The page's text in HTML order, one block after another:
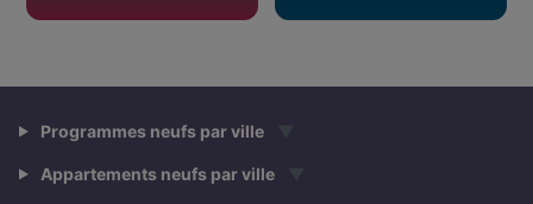
Programmes neufs par ville
Appartements neufs par ville